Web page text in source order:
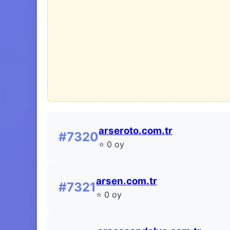
#7320arseroto.com.tr
⭐ 0 oy
#7321arsen.com.tr
⭐ 0 oy